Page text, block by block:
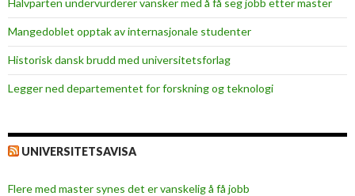
a
Halvparten undervurderer vansker med å få seg jobb etter master
Mangedoblet opptak av internasjonale studenter
Historisk dansk brudd med universitetsforlag
Legger ned departementet for forskning og teknologi
UNIVERSITETSAVISA
Flere med master synes det er vanskelig å få jobb